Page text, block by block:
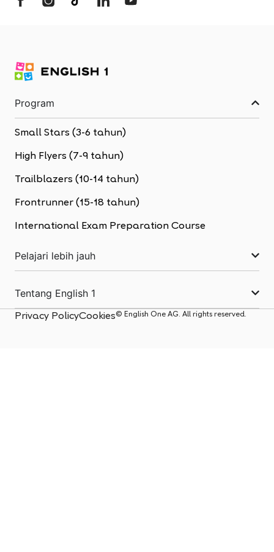
Program
Small Stars (3-6 tahun)
High Flyers (7-9 tahun)
Trailblazers (10-14 tahun)
Frontrunner (15-18 tahun)
International Exam Preparation Course
Pelajari lebih jauh
Tentang English 1
Privacy PolicyCookies© English One AG. All rights reserved.